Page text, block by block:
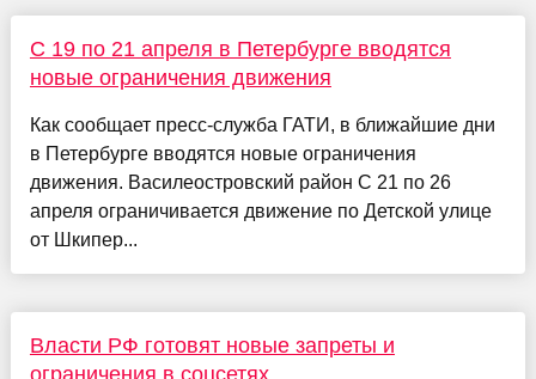
С 19 по 21 апреля в Петербурге вводятся
новые ограничения движения
Как сообщает пресс-служба ГАТИ, в ближайшие дни
в Петербурге вводятся новые ограничения
движения. Василеостровский район С 21 по 26
апреля ограничивается движение по Детской улице
от Шкипер...
Власти РФ готовят новые запреты и